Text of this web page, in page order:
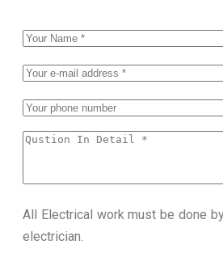
All Electrical work must be done
electrician.